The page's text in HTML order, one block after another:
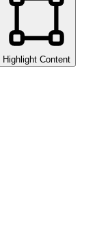
Highlight Content